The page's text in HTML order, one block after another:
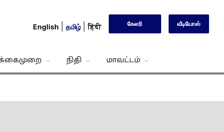
English தமிழ் हिंदी கேலரி வீடியோஸ்
நிதி மாவட்டம்